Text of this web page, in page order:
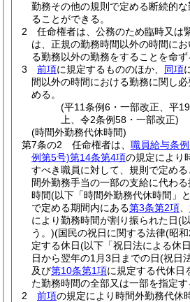
勤務その他の規則で定める断続的
ることができる。
2
任命権者は、公務のため臨時又は
は、正規の勤務時間以外の時間にお
る勤務以外の勤務をすることを命ず
3
前項に規定するもののほか、 同項
間以外の時間における勤務に関し
める。
(平11条例6・一部改正、平
上、令2条例58・一部改正)
(時間外勤務代休時間)
第7条の2
任命権者は、 職員給与条例
例第5号)第14条第4項の規定により
すべき職員に対して、規則で定め
間外勤務手当の一部の支給に代わ
時間(以下「時間外勤務代休時間」
で定める期間内にある第3条第2項
により勤務時間が割り振られた日(
う。)(国民の祝日に関する法律(昭
定する休日(以下「祝日法による休
日から翌年の1月3日までの日(祝日
及び第10条第1項に規定する代休日
た勤務時間の全部又は一部を指定す
2
前項の規定により時間外勤務代休